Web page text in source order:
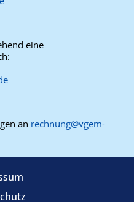
eine
an rechnung@vgem-